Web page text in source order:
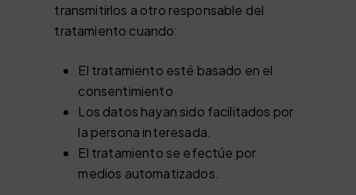
transmitirlos a otro responsable del
tratamiento cuando:
El tratamiento esté basado en el
consentimiento
Los datos hayan sido facilitados por
la persona interesada.
El tratamiento se efectúe por
medios automatizados.